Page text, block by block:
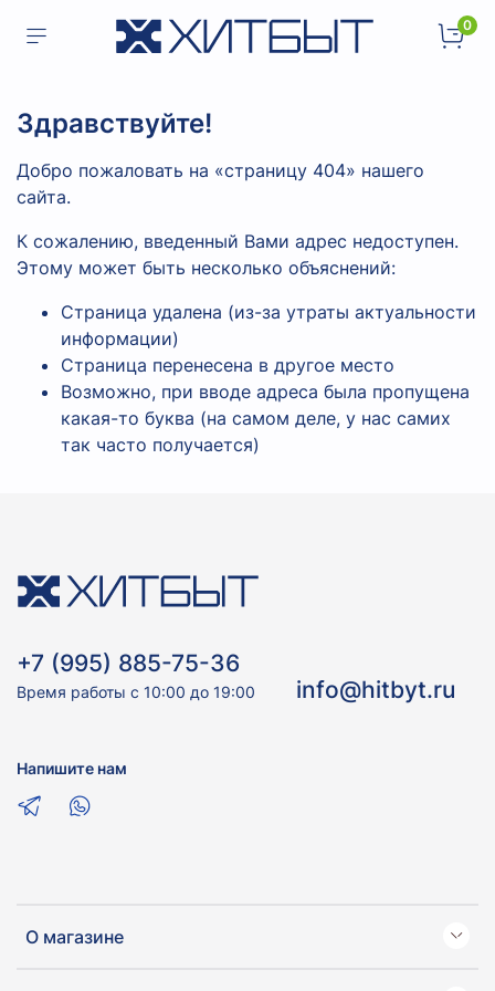
0
Здравствуйте!
Добро пожаловать на «страницу 404» нашего
сайта.
К сожалению, введенный Вами адрес недоступен.
Этому может быть несколько объяснений:
Страница удалена (из-за утраты актуальности
информации)
Страница перенесена в другое место
Возможно, при вводе адреса была пропущена
какая-то буква (на самом деле, у нас самих
так часто получается)
О магазине
+7 (995) 885-75-36
Время работы с 10:00 до 19:00 info@hitbyt.ru
Напишите нам